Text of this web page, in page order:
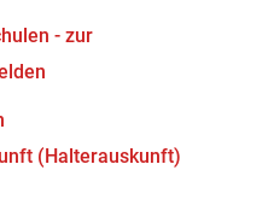
- zur
(Halterauskunft)